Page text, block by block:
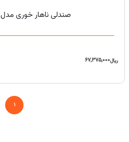
صندلی ناهار خوری مدل RN63 هامون
ریال67,375,000
1